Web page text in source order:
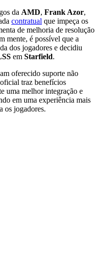
da AMD, Frank Azor,
contratual que impeça os
de melhoria de resolução
mente, é possível que a
dos jogadores e decidiu
em Starfield.
oferecido suporte não
traz benefícios
uma melhor integração e
em uma experiência mais
os jogadores.